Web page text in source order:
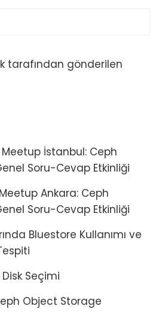
tarafından gönderilen
Meetup İstanbul: Ceph
Soru-Cevap Etkinliği
Ankara: Ceph
Soru-Cevap Etkinliği
Bluestore Kullanımı ve
Disk Seçimi
Object Storage